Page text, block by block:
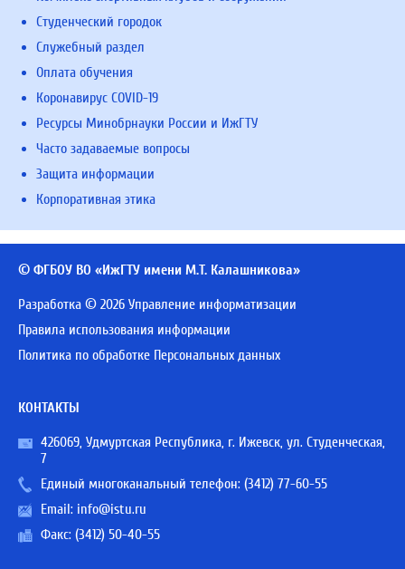
Студенческий городок
Служебный раздел
Оплата обучения
Коронавирус COVID-19
Ресурсы Минобрнауки России и ИжГТУ
Часто задаваемые вопросы
Защита информации
Корпоративная этика
© ФГБОУ ВО «ИжГТУ имени М.Т. Калашникова»
Разработка © 2026 Управление информатизации
Правила использования информации
Политика по обработке Персональных данных
КОНТАКТЫ
426069, Удмуртская Республика, г. Ижевск, ул. Студенческая,
7
Единый многоканальный телефон: (3412) 77-60-55
Email: info@istu.ru
Факс: (3412) 50-40-55